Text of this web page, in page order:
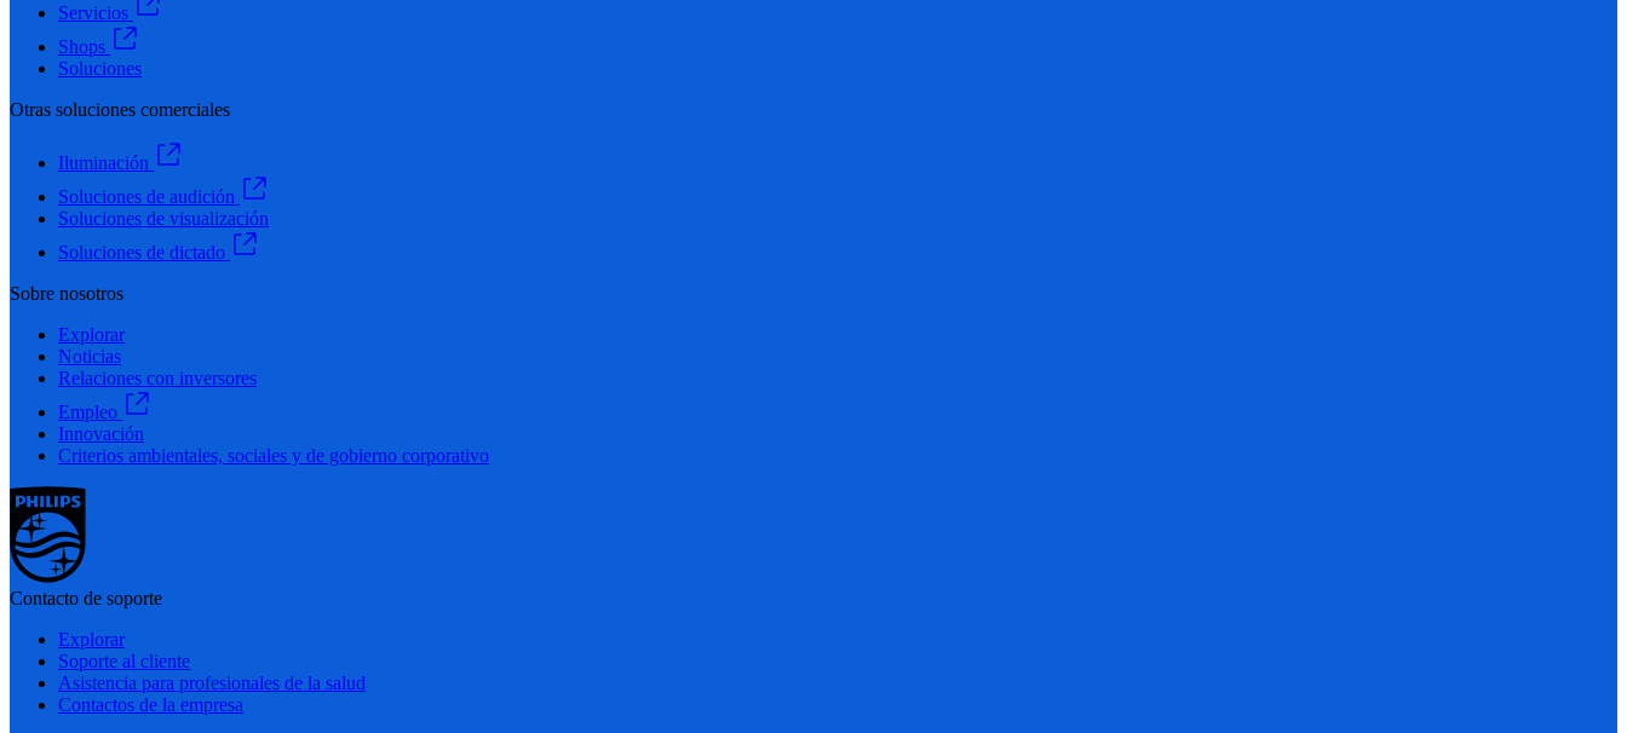
Servicios
Shops
Soluciones
Otras soluciones comerciales
Iluminación
Soluciones de audición
Soluciones de visualización
Soluciones de dictado
Sobre nosotros
Explorar
Noticias
Relaciones con inversores
Empleo
Innovación
Criterios ambientales, sociales y de gobierno corporativo
Contacto de soporte
Explorar
Soporte al cliente
Asistencia para profesionales de la salud
Contactos de la empresa